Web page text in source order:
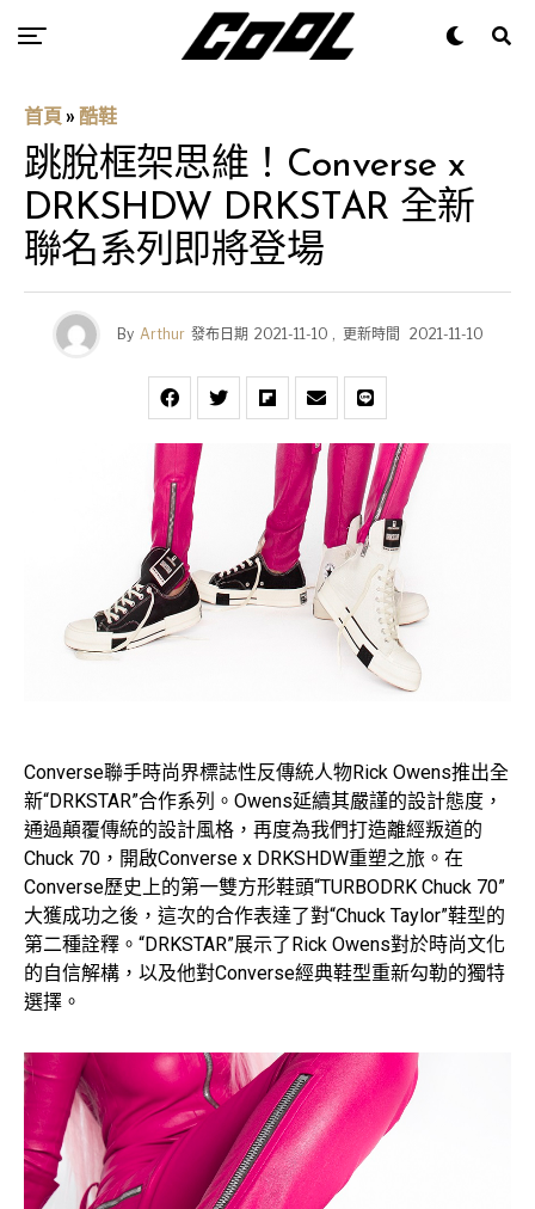
首頁 » 酷鞋
跳脫框架思維！Converse x
DRKSHDW DRKSTAR 全新
聯名系列即將登場
By Arthur 發布日期 2021-11-10 , 更新時間 2021-11-10
Converse聯手時尚界標誌性反傳統人物Rick Owens推出全
新“DRKSTAR”合作系列。Owens延續其嚴謹的設計態度，
通過顛覆傳統的設計風格，再度為我們打造離經叛道的
Chuck 70，開啟Converse x DRKSHDW重塑之旅。在
Converse歷史上的第一雙方形鞋頭“TURBODRK Chuck 70”
大獲成功之後，這次的合作表達了對“Chuck Taylor”鞋型的
第二種詮釋。“DRKSTAR”展示了Rick Owens對於時尚文化
的自信解構，以及他對Converse經典鞋型重新勾勒的獨特
選擇。